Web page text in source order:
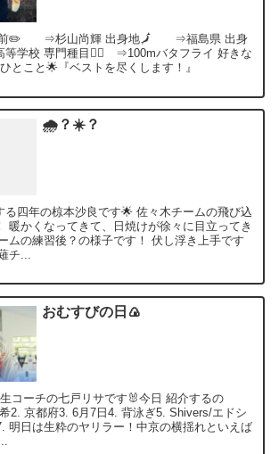
名前✏️ ⇒杉山尚輝 出身地🗾 ⇒福島県 出身
校 専門種目🏊‍♂️ ⇒100mバタフライ 好きな
とこと🌟『ベストを尽くします！』
🌧️？☀️？
る四年の椋本沙良です🌟 佐々木チームの飛び込
暖かくなってきて、日焼けが徐々に目立ってき
ムの練習後？の様子です！ 伏し浮き上手です
チ...
おむすびの日🍙
コーチの七戸リサです🐰今日 紹介するの
2. 京都府3. 6月7日4. 背泳ぎ5. Shivers/エドシ
明日は生粋のヤリラー！中京の横揺れといえば